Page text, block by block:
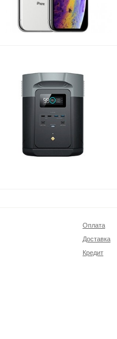
Оплата
Доставка
Кредит